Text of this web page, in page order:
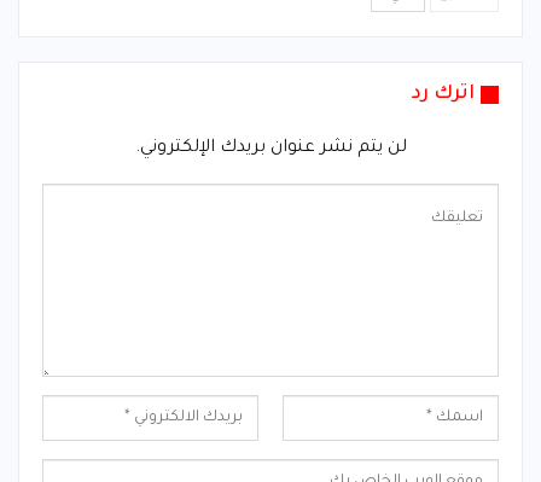
اترك رد
لن يتم نشر عنوان بريدك الإلكتروني.